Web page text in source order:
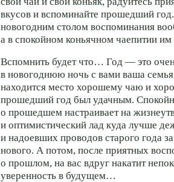
вкусов и вспоминайте прошедший
новогодним столом воспоминания
а в спокойном коньячном чаепитии
Вспомнить будет что… Год — это
в новогоднюю ночь с вами ваша
находится место хорошему чаю и
прошедший год был удачным.
о прошедшем настраивает на
и оптимистический лад куда лучше
и надоевших проводов старого года
нового. А потом, после приятных
о прошлом, на вас вдруг накатит
уверенность в будущем…